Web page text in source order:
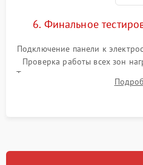
6. Финальное
Подключение панели к
Проверка работы всех зон
Тестирование сенсорного
остаточного тепла и